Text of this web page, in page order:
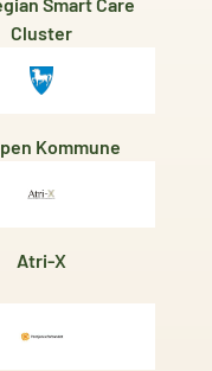
Cluster
Kommune
Atri-X